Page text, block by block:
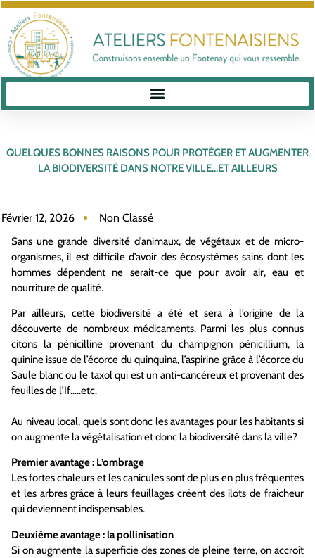
QUELQUES BONNES RAISONS POUR PROTÉGER ET AUGMENTER
LA BIODIVERSITÉ DANS NOTRE VILLE…ET AILLEURS
Février 12, 2026 Non Classé
Sans une grande diversité d’animaux, de végétaux et de micro-
organismes, il est difficile d’avoir des écosystèmes sains dont les
hommes dépendent ne serait-ce que pour avoir air, eau et
nourriture de qualité.
Par ailleurs, cette biodiversité a été et sera à l’origine de la
découverte de nombreux médicaments. Parmi les plus connus
citons la pénicilline provenant du champignon pénicillium, la
quinine issue de l’écorce du quinquina, l’aspirine grâce à l’écorce du
Saule blanc ou le taxol qui est un anti-cancéreux et provenant des
feuilles de l’If…..etc.
Au niveau local, quels sont donc les avantages pour les habitants si
on augmente la végétalisation et donc la biodiversité dans la ville?
Premier avantage : L’ombrage
Les fortes chaleurs et les canicules sont de plus en plus fréquentes
et les arbres grâce à leurs feuillages créent des îlots de fraîcheur
qui deviennent indispensables.
Deuxième avantage : la pollinisation
Si on augmente la superficie des zones de pleine terre, on accroît